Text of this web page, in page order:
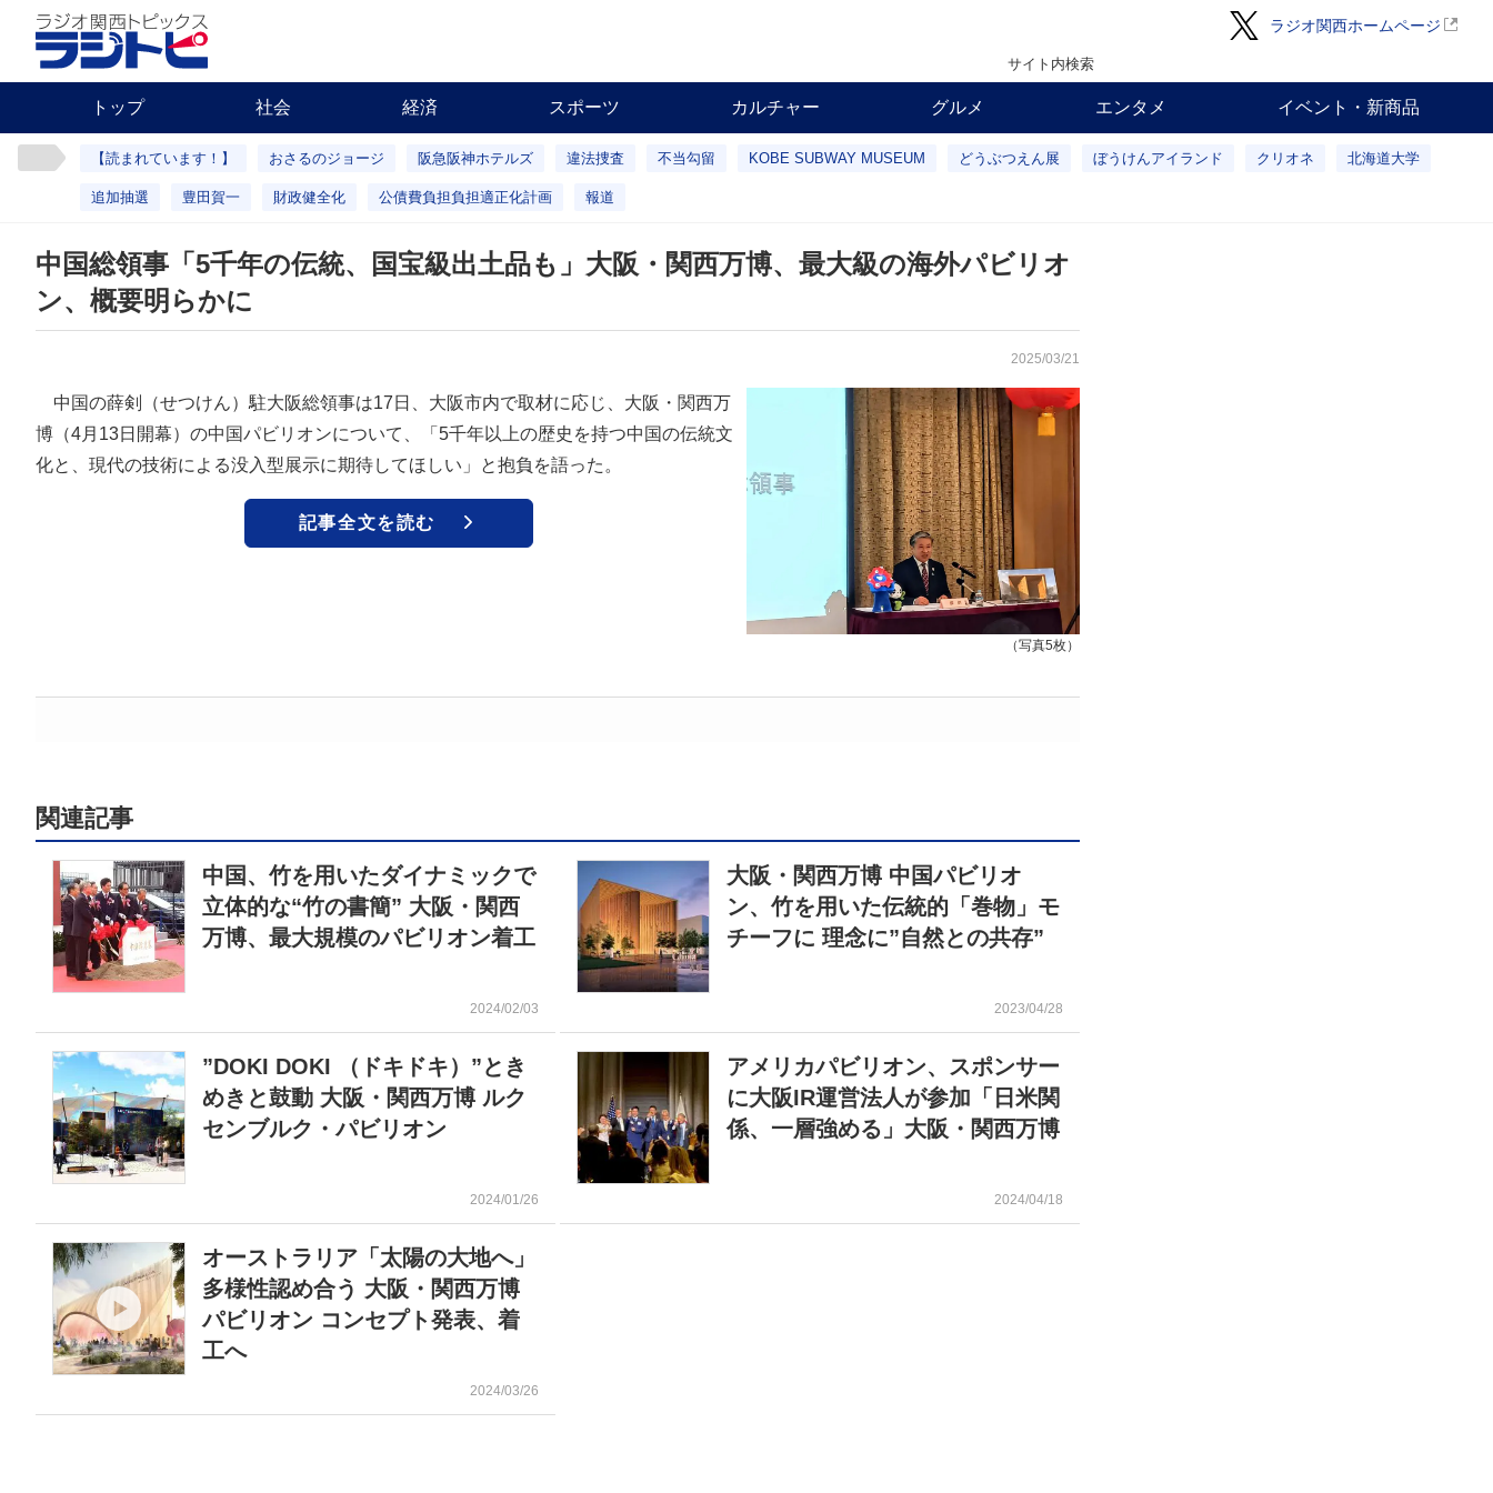
ラジオ関西ホームページ
サイト内検索
トップ 社会 経済 スポーツ カルチャー グルメ エンタメ イベント・新商品
【読まれています！】 おさるのジョージ 阪急阪神ホテルズ 違法捜査 不当勾留 KOBE SUBWAY MUSEUM どうぶつえん展 ぼうけんアイランド クリオネ 北海道大学
追加抽選 豊田賀一 財政健全化 公債費負担負担適正化計画 報道
中国総領事「5千年の伝統、国宝級出土品も」大阪・関西万博、最大級の海外パビリオ
ン、概要明らかに
2025/03/21
（写真5枚）
中国の薛剣（せつけん）駐大阪総領事は17日、大阪市内で取材に応じ、大阪・関西万
博（4月13日開幕）の中国パビリオンについて、「5千年以上の歴史を持つ中国の伝統文
化と、現代の技術による没入型展示に期待してほしい」と抱負を語った。
記事全文を読む
関連記事
中国、竹を用いたダイナミックで
立体的な“竹の書簡” 大阪・関西
万博、最大規模のパビリオン着工
2024/02/03
大阪・関西万博 中国パビリオ
ン、竹を用いた伝統的「巻物」モ
チーフに 理念に”自然との共存”
2023/04/28
”DOKI DOKI （ドキドキ）”とき
めきと鼓動 大阪・関西万博 ルク
センブルク・パビリオン
2024/01/26
アメリカパビリオン、スポンサー
に大阪IR運営法人が参加「日米関
係、一層強める」大阪・関西万博
2024/04/18
オーストラリア「太陽の大地へ」
多様性認め合う 大阪・関西万博
パビリオン コンセプト発表、着
工へ
2024/03/26